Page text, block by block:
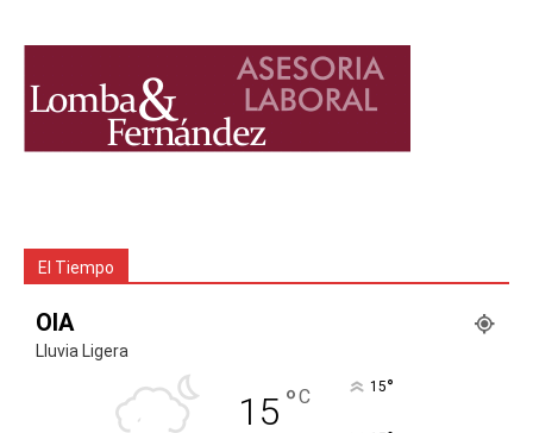
El Tiempo
OIA
Lluvia Ligera
15 °C 15°